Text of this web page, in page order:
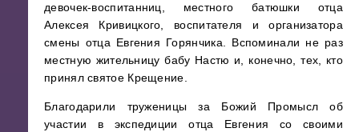
девочек-воспитанниц, местного батюшки отца
Алексея Кривицкого, воспитателя и организатора
смены отца Евгения Горянчика. Вспоминали не раз
местную жительницу бабу Настю и, конечно, тех, кто
принял святое Крещение.
Благодарили труженицы за Божий Промысл об
участии в экспедиции отца Евгения со своими